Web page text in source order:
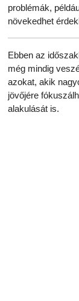
problémák,
növekedhet
Ebben az
még mindig
azokat, akik
jövőjére
alakulását is.